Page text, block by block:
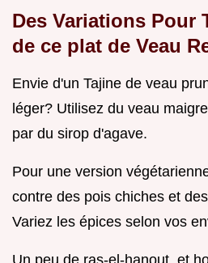
Des Variations Pour
de ce plat de Veau
Envie d'un Tajine de veau
léger? Utilisez du veau
par du sirop d'agave.
Pour une version
contre des pois chiches et
Variez les épices selon vos